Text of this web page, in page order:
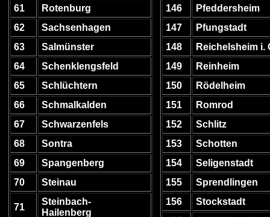
61
Rotenburg
62
Sachsenhagen
63
Salmünster
64
Schenklengsfeld
65
Schlüchtern
66
Schmalkalden
67
Schwarzenfels
68
Sontra
69
Spangenberg
70
Steinau
71
Steinbach-
Hailenberg
146
Pfeddersheim
147
Pfungstadt
148
Reichelsheim i.
149
Reinheim
150
Rödelheim
151
Romrod
152
Schlitz
153
Schotten
154
Seligenstadt
155
Sprendlingen
156
Stockstadt